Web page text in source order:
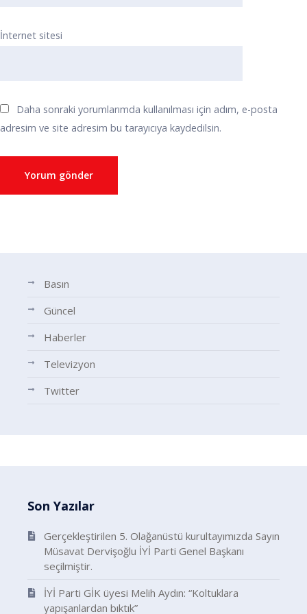
İnternet sitesi
Daha sonraki yorumlarımda kullanılması için adım, e-posta
adresim ve site adresim bu tarayıcıya kaydedilsin.
Basın
Güncel
Haberler
Televizyon
Twitter
Son Yazılar
Gerçekleştirilen 5. Olağanüstü kurultayımızda Sayın
Müsavat Dervişoğlu İYİ Parti Genel Başkanı
seçilmiştir.
İYİ Parti GİK üyesi Melih Aydın: “Koltuklara
yapışanlardan bıktık”